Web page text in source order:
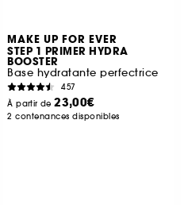
MAKE UP FOR EVER
STEP 1 PRIMER HYDRA
BOOSTER
Base hydratante perfectrice
457
À partir de23,00€
2 contenances disponibles